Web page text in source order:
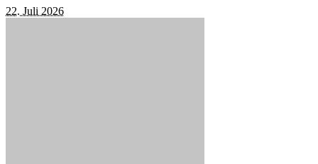
22. Juli 2026